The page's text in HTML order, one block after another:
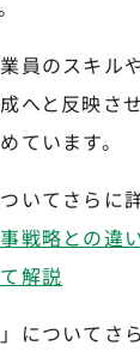
員のスキル
へと反映さ
ています。
いてさらに
戦略との違
解説
についてさ